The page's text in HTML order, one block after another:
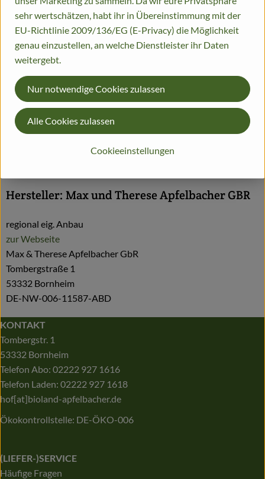
Info
Kartoffeln im 2kg Gebinde. Vorwiegend festkochende Sorten
Produktinformationen
Hersteller: Max und Therese Apfelbacher GBR
regional eig. Anbau
zur Webseite
Max & Therese Apfelbacher GbR
Tombergstraße 1
53332 Bornheim
DE-NW-006-11587-ABD
KONTAKT
Tombergstr. 1
53332 Bornheim
Telefon Abo: 02222 927 1616
Telefon Laden: 02222 927 1618
hof[at]bioland-apfelbacher.de
Ökokontrollstelle: DE-ÖKO-006
(LIEFER-)SERVICE
Häufige Fragen
sehr wertschätzen, habt ihr in Übereinstimmung mit der
EU-Richtlinie 2009/136/EG (E-Privacy) die Möglichkeit
genau einzustellen, an welche Dienstleister ihr Daten
weitergebt.
Cookieeinstellungen
Nur notwendige Cookies zulassen
Alle Cookies zulassen